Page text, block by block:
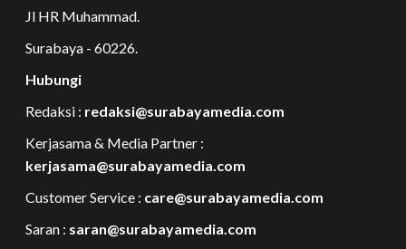
Jl HR Muhammad.
Surabaya - 60226.
Hubungi
Redaksi : redaksi@surabayamedia.com
Kerjasama & Media Partner :
kerjasama@surabayamedia.com
Customer Service : care@surabayamedia.com
Saran : saran@surabayamedia.com